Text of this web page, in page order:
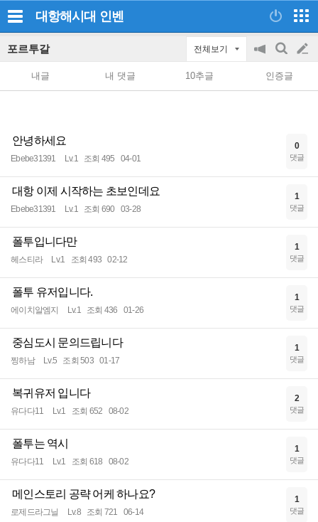
대항해시대 인벤
포르투갈 전체보기
공
on/off
검
색
글
쓰
내글 내 댓글 10추글 인증글
안녕하세요
Ebebe31391 Lv.1 조회 495 04-01
0
댓글
대항 이제 시작하는 초보인데요
Ebebe31391 Lv.1 조회 690 03-28
1
댓글
폴투입니다만
헤스티라 Lv.1 조회 493 02-12
1
댓글
폴투 유저입니다.
에이치알엠지 Lv.1 조회 436 01-26
1
댓글
중심도시 문의드립니다
찡하남 Lv.5 조회 503 01-17
1
댓글
복귀유저 입니다
유다다11 Lv.1 조회 652 08-02
2
댓글
폴투는 역시
유다다11 Lv.1 조회 618 08-02
1
댓글
메인스토리 공략 어케 하나요?
로제드라그닐 Lv.8 조회 721 06-14
1
댓글